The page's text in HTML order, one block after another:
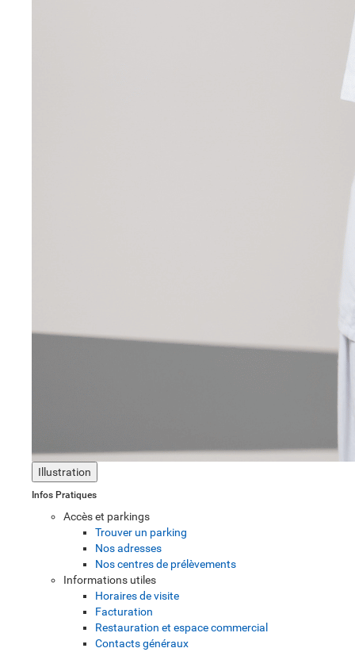
Illustration
Infos Pratiques
Accès et parkings
Trouver un parking
Nos adresses
Nos centres de prélèvements
Informations utiles
Horaires de visite
Facturation
Restauration et espace commercial
Contacts généraux